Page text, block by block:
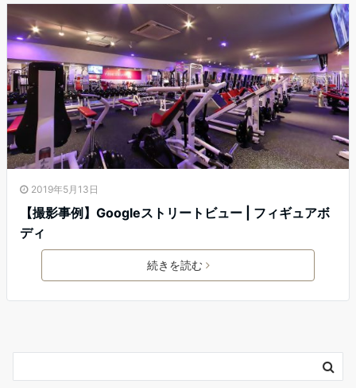
2019年5月13日
【撮影事例】Googleストリートビュー | フィギュアボ
ディ
続きを読む